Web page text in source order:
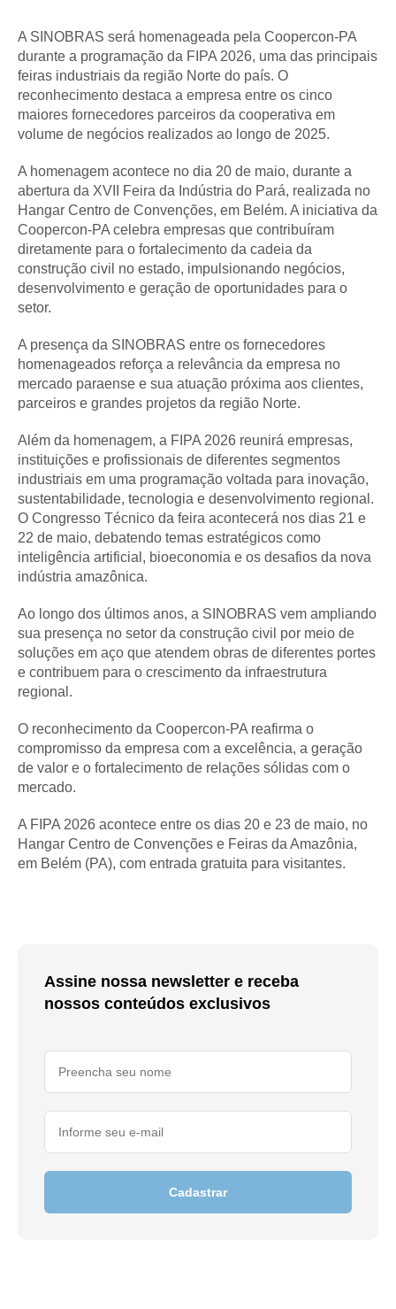
A SINOBRAS será homenageada pela Coopercon-PA
durante a programação da FIPA 2026, uma das principais
feiras industriais da região Norte do país. O
reconhecimento destaca a empresa entre os cinco
maiores fornecedores parceiros da cooperativa em
volume de negócios realizados ao longo de 2025.
A homenagem acontece no dia 20 de maio, durante a
abertura da XVII Feira da Indústria do Pará, realizada no
Hangar Centro de Convenções, em Belém. A iniciativa da
Coopercon-PA celebra empresas que contribuíram
diretamente para o fortalecimento da cadeia da
construção civil no estado, impulsionando negócios,
desenvolvimento e geração de oportunidades para o
setor.
A presença da SINOBRAS entre os fornecedores
homenageados reforça a relevância da empresa no
mercado paraense e sua atuação próxima aos clientes,
parceiros e grandes projetos da região Norte.
Além da homenagem, a FIPA 2026 reunirá empresas,
instituições e profissionais de diferentes segmentos
industriais em uma programação voltada para inovação,
sustentabilidade, tecnologia e desenvolvimento regional.
O Congresso Técnico da feira acontecerá nos dias 21 e
22 de maio, debatendo temas estratégicos como
inteligência artificial, bioeconomia e os desafios da nova
indústria amazônica.
Ao longo dos últimos anos, a SINOBRAS vem ampliando
sua presença no setor da construção civil por meio de
soluções em aço que atendem obras de diferentes portes
e contribuem para o crescimento da infraestrutura
regional.
O reconhecimento da Coopercon-PA reafirma o
compromisso da empresa com a excelência, a geração
de valor e o fortalecimento de relações sólidas com o
mercado.
A FIPA 2026 acontece entre os dias 20 e 23 de maio, no
Hangar Centro de Convenções e Feiras da Amazônia,
em Belém (PA), com entrada gratuita para visitantes.
Assine nossa newsletter e receba
nossos conteúdos exclusivos
Cadastrar